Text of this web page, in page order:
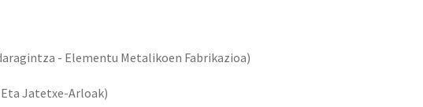
- Elementu Metalikoen Fabrikazioa)
Jatetxe-Arloak)